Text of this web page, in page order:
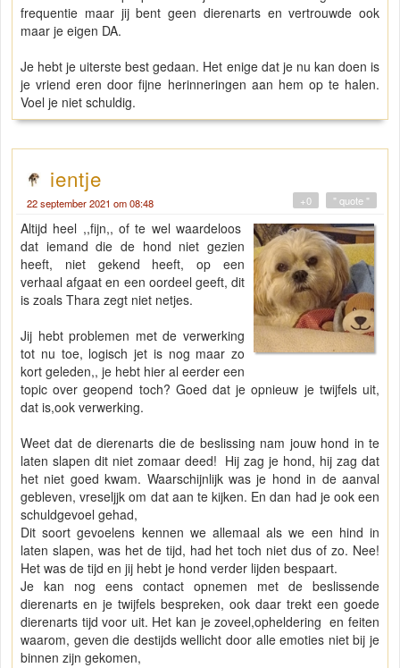
frequentie maar jij bent geen dierenarts en vertrouwde ook
maar je eigen DA.
Je hebt je uiterste best gedaan. Het enige dat je nu kan doen is
je vriend eren door fijne herinneringen aan hem op te halen.
Voel je niet schuldig.
ientje
22 september 2021 om 08:48 " quote "
+0
Altijd heel ,,fijn,, of te wel waardeloos
dat iemand die de hond niet gezien
heeft, niet gekend heeft, op een
verhaal afgaat en een oordeel geeft, dit
is zoals Thara zegt niet netjes.
Jij hebt problemen met de verwerking
tot nu toe, logisch jet is nog maar zo
kort geleden,, je hebt hier al eerder een
topic over geopend toch? Goed dat je opnieuw je twijfels uit,
dat is,ook verwerking.
Weet dat de dierenarts die de beslissing nam jouw hond in te
laten slapen dit niet zomaar deed! Hij zag je hond, hij zag dat
het niet goed kwam. Waarschijnlijk was je hond in de aanval
gebleven, vreseljjk om dat aan te kijken. En dan had je ook een
schuldgevoel gehad,
Dit soort gevoelens kennen we allemaal als we een hind in
laten slapen, was het de tijd, had het toch niet dus of zo. Nee!
Het was de tijd en jij hebt je hond verder lijden bespaart.
Je kan nog eens contact opnemen met de beslissende
dierenarts en je twijfels bespreken, ook daar trekt een goede
dierenarts tijd voor uit. Het kan je zoveel,opheldering en feiten
waarom, geven die destijds wellicht door alle emoties niet bij je
binnen zijn gekomen,